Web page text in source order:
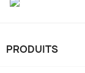
PRODUITS